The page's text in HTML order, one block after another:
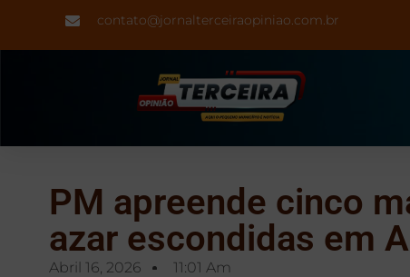
contato@jornalterceiraopiniao.com.br
PM apreende cinco
azar escondidas em
Abril 16, 2026 11:01 Am